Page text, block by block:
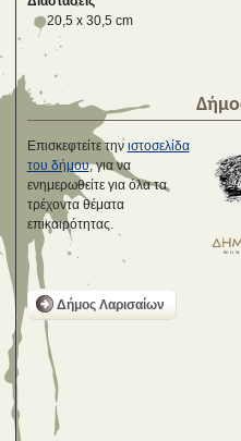
20,5 x 30,5 cm
Επισκεφτείτε την ιστοσελίδα
του δήμου, για να
ενημερωθείτε για όλα τα
τρέχοντα θέματα
επικαιρότητας.
Δήμος Λαρισαίων